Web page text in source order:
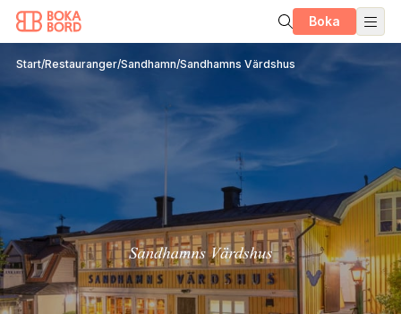
Boka
Start/Restauranger/Sandhamn/Sandhamns Värdshus